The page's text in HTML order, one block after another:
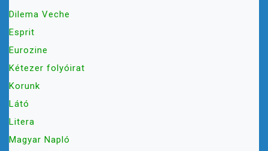
Dilema Veche
Esprit
Eurozine
Kétezer folyóirat
Korunk
Látó
Litera
Magyar Napló